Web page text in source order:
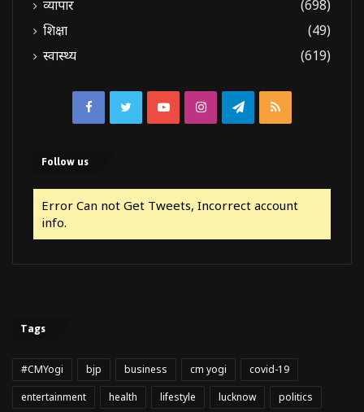
व्यापार
(698)
शिक्षा
(49)
स्वास्थ्य
(619)
FacebookTwitterYouTubeInstagramTelegram
RSS
Follow us
Error Can not Get Tweets, Incorrect account
info.
Tags
#CMYogi bjp business cm yogi
covid-19
entertainment
health lifestyle lucknow politics